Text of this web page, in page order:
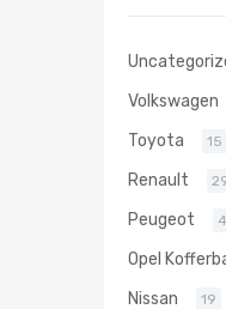
Volkswagen
Toyota 15
Renault
Peugeot
Opel
Nissan 19